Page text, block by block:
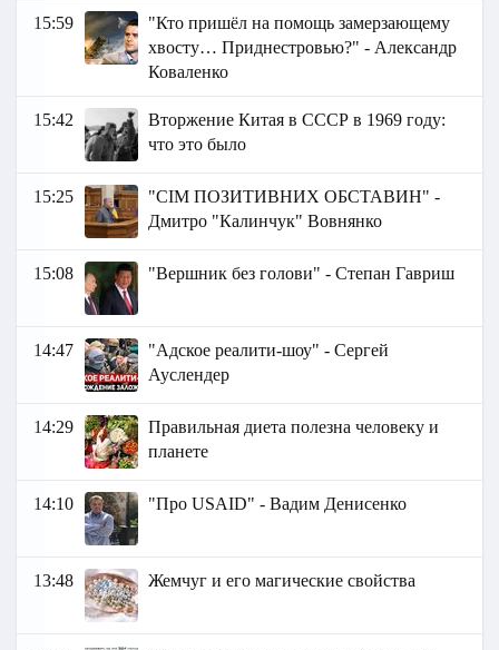
15:59
"Кто пришёл на помощь замерзающему
хвосту… Приднестровью?" - Александр
Коваленко
15:42
Вторжение Китая в СССР в 1969 году:
что это было
15:25
"СІМ ПОЗИТИВНИХ ОБСТАВИН" -
Дмитро "Калинчук" Вовнянко
15:08 "Вершник без голови" - Степан Гавриш
14:47
"Адское реалити-шоу" - Сергей
Ауслендер
14:29
Правильная диета полезна человеку и
планете
14:10 "Про USAID" - Вадим Денисенко
13:48 Жемчуг и его магические свойства